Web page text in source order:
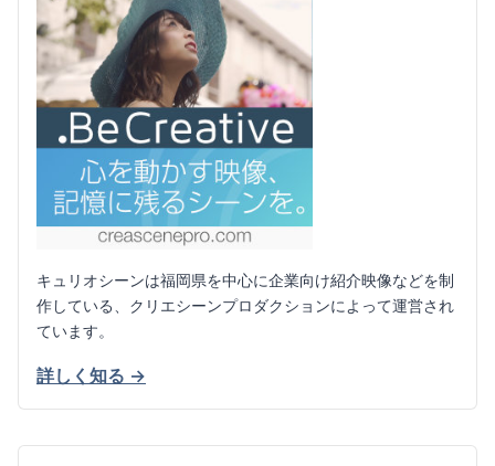
キュリオシーンは福岡県を中心に企業向け紹介映像などを制
作している、クリエシーンプロダクションによって運営され
ています。
詳しく知る →